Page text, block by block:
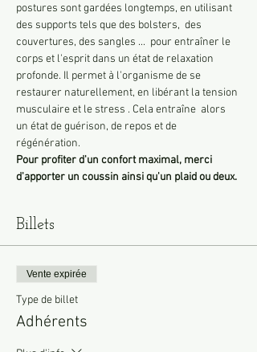
postures sont gardées longtemps, en utilisant
des supports tels que des bolsters,  des
couvertures, des sangles ...  pour entraîner le
corps et l'esprit dans un état de relaxation
profonde. Il permet à l'organisme de se
restaurer naturellement, en libérant la tension
musculaire et le stress . Cela entraîne  alors
un état de guérison, de repos et de
régénération.
Pour profiter d'un confort maximal, merci
d'apporter un coussin ainsi qu'un plaid ou deux.
Billets
Vente expirée
Type de billet
Adhérents